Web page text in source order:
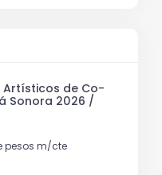
Artísticos de Co-
Sonora 2026 /
pesos m/cte